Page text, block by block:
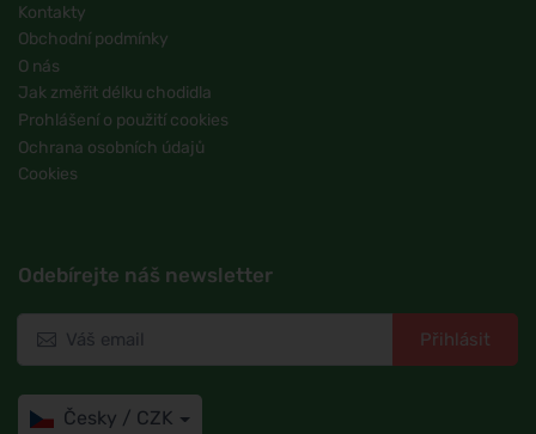
Kontakty
Obchodní podmínky
O nás
Jak změřit délku chodidla
Prohlášení o použití cookies
Ochrana osobních údajů
Cookies
Odebírejte náš newsletter
Přihlásit
Česky / CZK